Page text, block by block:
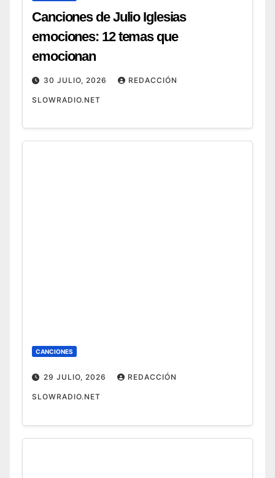
Canciones de Julio Iglesias
emociones: 12 temas que
emocionan
30 JULIO, 2026 REDACCIÓN
SLOWRADIO.NET
CANCIONES
29 JULIO, 2026 REDACCIÓN
SLOWRADIO.NET